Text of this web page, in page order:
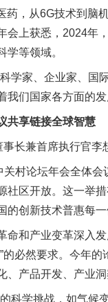
，从6G技术到脑机
会上获悉，2024年
学等领域。
家、企业家、国
我们国家各方面的
享链接全球智慧
长兼首席执行官李
论坛年会全体会
社区开放。这一举
创新技术普惠每一
产业变革深入发
的必然要求。今年
、产品开发、产业
学挑战，如气候变